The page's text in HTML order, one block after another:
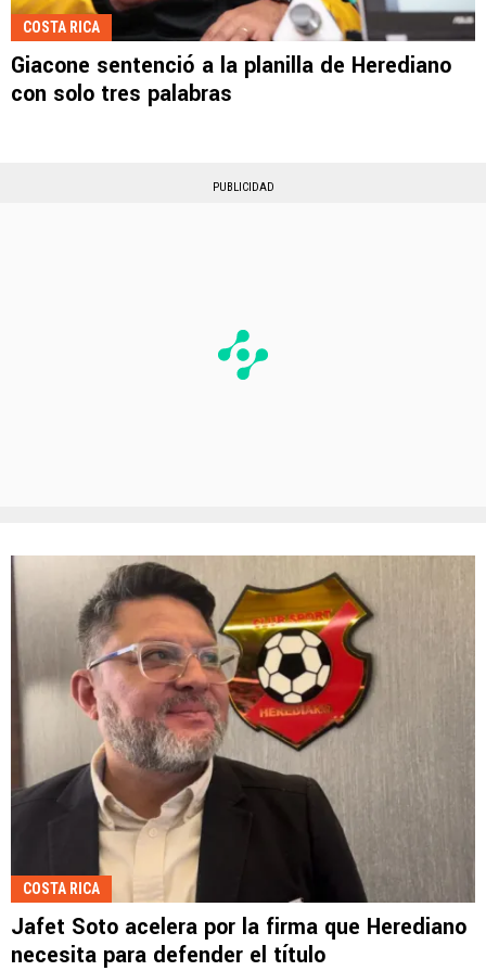
COSTA RICA
Giacone sentenció a la planilla de Herediano
con solo tres palabras
PUBLICIDAD
COSTA RICA
Jafet Soto acelera por la firma que Herediano
necesita para defender el título